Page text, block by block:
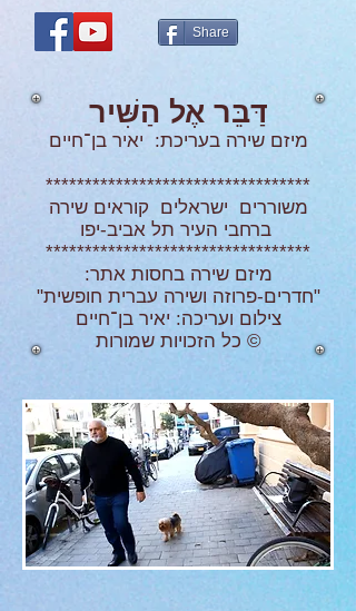
Share
דַּבֵּר אֶל הַשִּׁיר
מיזם שירה בעריכת: יאיר בן־חיים
**********************************
משוררים ישראלים קוראים שירה
ברחבי העיר תל אביב-יפו
**********************************
מיזם שירה בחסות אתר:
"חדרים-פרוזה ושירה עברית חופשית"
צילום ועריכה: יאיר בן־חיים
© כל הזכויות שמורות